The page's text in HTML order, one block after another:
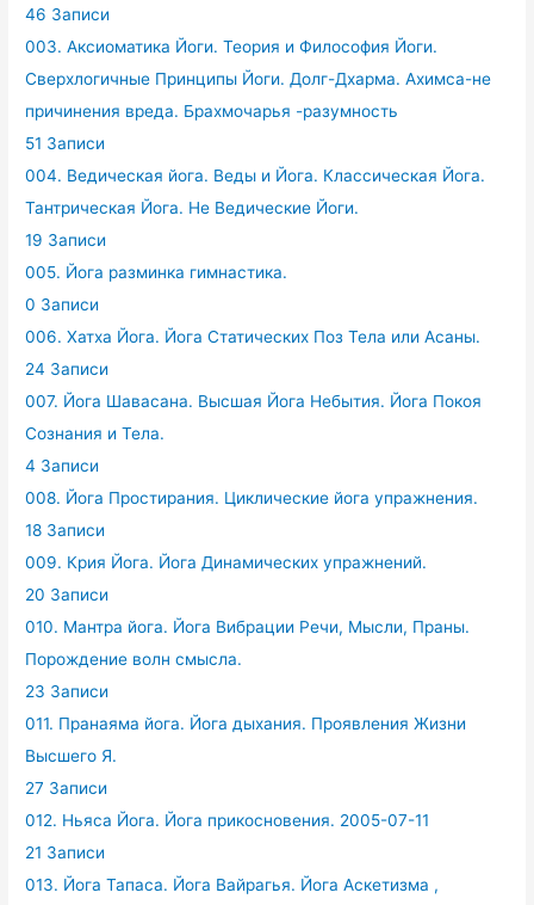
46 Записи
003. Аксиоматика Йоги. Теория и Философия Йоги.
Сверхлогичные Принципы Йоги. Долг-Дхарма. Ахимса-не
причинения вреда. Брахмочарья -разумность
51 Записи
004. Ведическая йога. Веды и Йога. Классическая Йога.
Тантрическая Йога. Не Ведические Йоги.
19 Записи
005. Йога разминка гимнастика.
0 Записи
006. Хатха Йога. Йога Статических Поз Тела или Асаны.
24 Записи
007. Йога Шавасана. Высшая Йога Небытия. Йога Покоя
Сознания и Тела.
4 Записи
008. Йога Простирания. Циклические йога упражнения.
18 Записи
009. Крия Йога. Йога Динамических упражнений.
20 Записи
010. Мантра йога. Йога Вибрации Речи, Мысли, Праны.
Порождение волн смысла.
23 Записи
011. Пранаяма йога. Йога дыхания. Проявления Жизни
Высшего Я.
27 Записи
012. Ньяса Йога. Йога прикосновения. 2005-07-11
21 Записи
013. Йога Тапаса. Йога Вайрагья. Йога Аскетизма ,